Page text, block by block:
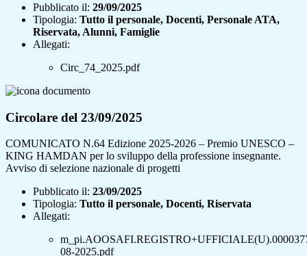
Pubblicato il: 29/09/2025
Tipologia: Tutto il personale, Docenti, Personale ATA,
Riservata, Alunni, Famiglie
Allegati:
Circ_74_2025.pdf
Circolare del 23/09/2025
COMUNICATO N.64 Edizione 2025-2026 – Premio UNESCO –
KING HAMDAN per lo sviluppo della professione insegnante.
Avviso di selezione nazionale di progetti
Pubblicato il: 23/09/2025
Tipologia: Tutto il personale, Docenti, Riservata
Allegati:
08-2025.pdf